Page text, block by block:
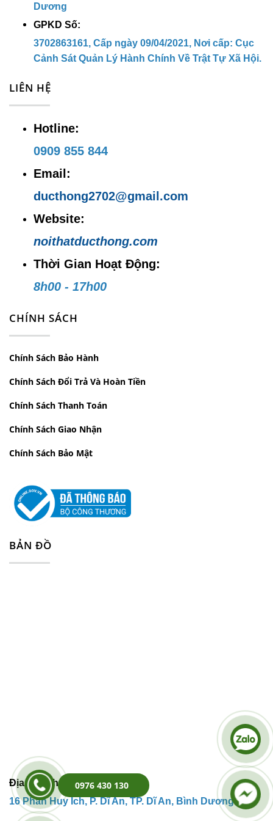
cách hơn cùng
THẤT ĐỨC THÔNG
Địa chỉ trụ sở:
Dương
Địa chỉ kho hàng:
Dĩ An, Bình Dương
Hotline: 0909 855 844
Email:
Website:
Dương
GPKD Số:
3702863161, Cấp ngày 09/04/2021, Nơi cấp: Cục
Cảnh Sát Quản Lý Hành Chính Về Trật Tự Xã Hội.
LIÊN HỆ
Hotline:
0909 855 844
Email:
ducthong2702@gmail.com
Website:
noithatducthong.com
Thời Gian Hoạt Động:
8h00 - 17h00
CHÍNH SÁCH
Chính Sách Bảo Hành
Chính Sách Đổi Trả Và Hoàn Tiền
Chính Sách Thanh Toán
Chính Sách Giao Nhận
Chính Sách Bảo Mật
BẢN ĐỒ
Địa Chỉ Kho Hàng:
16 Phan Huy Ích, P. Dĩ An, TP. Dĩ An, Bình Dương.
0976 430 130